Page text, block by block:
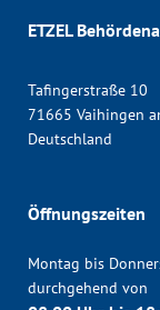
ETZEL
Tafingerstraße 10
71665 Vaihingen
Deutschland
Öffnungszeiten
Montag bis
durchgehend von